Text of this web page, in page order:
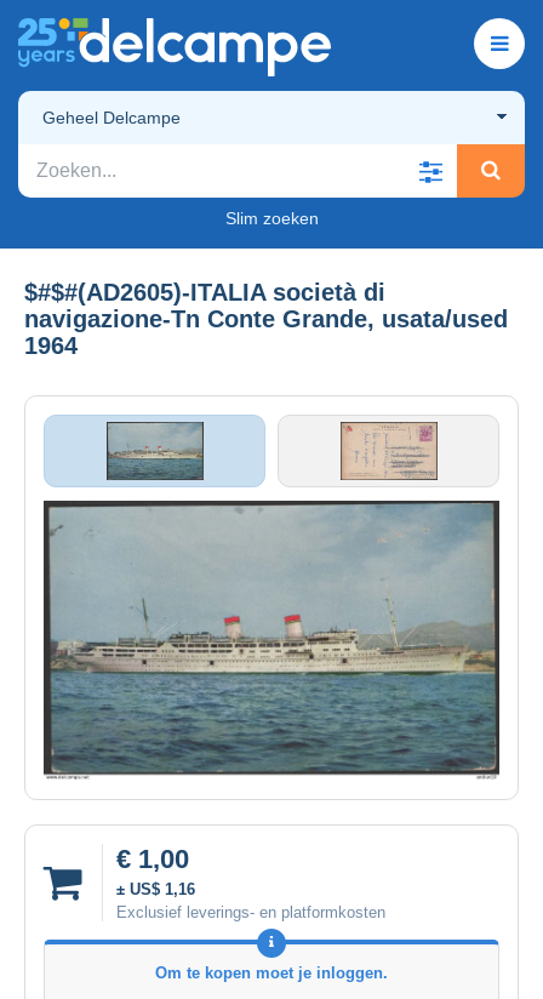
Geheel Delcampe
Slim zoeken
$#$#(AD2605)-ITALIA società di
navigazione-Tn Conte Grande, usata/used
1964
€ 1,00
± US$ 1,16
Exclusief leverings- en platformkosten
Om te kopen moet je inloggen.